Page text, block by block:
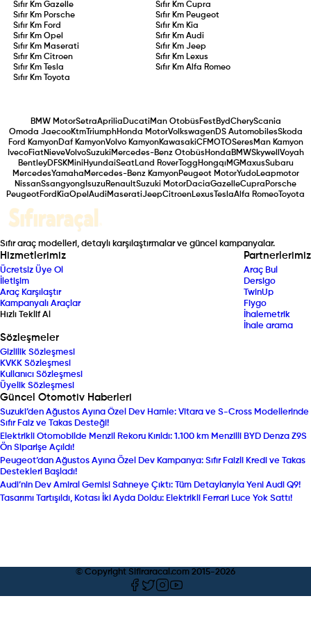
Sıfır KmGazelle Sıfır Km Cupra
Sıfır Km Porsche Sıfır Km Peugeot
Sıfır Km Ford Sıfır Km Kia
Sıfır KmOpel Sıfır Km Audi
Sıfır Km Maserati Sıfır Km Jeep
Sıfır KmCitroen Sıfır Km Lexus
Sıfır Km
Tesla Sıfır Km Alfa Romeo
Sıfır Km
Toyota
BMW MotorSetraAprilia Ducati Man Otobüs FestBydCheryScania
Omoda JaecooKtmTriumphHonda MotorVolkswagenDS AutomobilesSkoda
Ford KamyonDaf KamyonVolvo KamyonKawasakiCFMOTOSeres Man Kamyon
IvecoFiatNieveVolvoSuzuki Mercedes-Benz Otobüs Honda BMWSkywell Voyah
BentleyDFSKMini HyundaiSeatLand RoverTogg Hongqı MGMaxusSubaru
MercedesYamaha Mercedes-Benz KamyonPeugeot MotorYudoLeapmotor
NissanSsangyong IsuzuRenaultSuzuki MotorDaciaGazelleCupra Porsche
PeugeotFord KiaOpel Audi MaseratiJeepCitroenLexus TeslaAlfa Romeo Toyota
Sıfır araç modelleri, detaylı karşılaştırmalar ve güncel kampanyalar.
Hizmetlerimiz
Ücretsiz Üye Ol
İletişim
Araç Karşılaştır
Kampanyalı Araçlar
Hızlı Teklif Al
Partnerlerimiz
Araç Bul
Dersigo
TwinUp
Fiygo
İhalemetrik
İhale arama
Sözleşmeler
Gizlilik Sözleşmesi
KVKK Sözleşmesi
Kullanıcı Sözleşmesi
Üyelik Sözleşmesi
Güncel Otomotiv Haberleri
Suzuki’den Ağustos Ayına Özel Dev Hamle: Vitara ve S-Cross Modellerinde
Sıfır Faiz ve Takas Desteği!
Elektrikli Otomobilde Menzil Rekoru Kırıldı: 1.100 km Menzilli BYD Denza Z9S
Ön Siparişe Açıldı!
Peugeot’dan Ağustos Ayına Özel Dev Kampanya: Sıfır Faizli Kredi ve Takas
Destekleri Başladı!
Audi’nin Dev Amiral Gemisi Sahneye Çıktı: Tüm Detaylarıyla Yeni Audi Q9!
Tasarımı Tartışıldı, Kotası İki Ayda Doldu: Elektrikli Ferrari Luce Yok Sattı!
© Copyright Sifiraracal.com 2015-2026